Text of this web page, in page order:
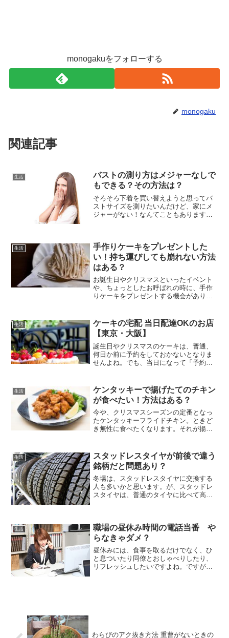
monogakuをフォローする
monogaku
関連記事
生活
バストの測り方はメジャーなしで
もできる？その方法は？
そろそろ下着を買い替えようと思ってバ
ストサイズを測りたいんだけど、家にメ
ジャーがない！なんてこともありますよ
が一番おすすめか？とい...
生活
手作りケーキをプレゼントした
い！持ち運びしても崩れない方法
はある？
お誕生日やクリスマスといったイベント
や、ちょっとしたお呼ばれの時に、手作
りケーキをプレゼントする機会がありま
ないかということですよね。そこで、手
作りケーキを持ち運びして...
生活
ケーキの宅配 当日配達OKのお店
【東京・大阪】
誕生日やクリスマスのケーキは、普通、
何日か前に予約をしておかないとなりま
せんよね。でも、当日になって「予約し
なんて、事態になることも。そんな時、
当日でも宅配してくれるケ...
生活
ケンタッキーで揚げたてのチキン
が食べたい！方法はある？
今や、クリスマスシーズンの定番となっ
たケンタッキーフライドチキン。ときど
き無性に食べたくなります。それが揚げ
んでいる作り置きのものを渡されます
ね。そこで、どうしてもケンタ...
生活
スタッドレスタイヤが前後で違う
銘柄だと問題あり？
冬場は、スタッドレスタイヤに交換する
人も多いかと思います。が、スタッドレ
スタイヤは、普通のタイヤに比べて高額
ろだけ交換したい場合、...
生活
職場の昼休み時間の電話当番 や
らなきゃダメ？
昼休みには、食事を取るだけでなく、ひ
と息ついたり同僚とおしゃべりしたり、
リフレッシュしたいですよね。ですが、
わらびのアク抜き方法 重曹がないときの